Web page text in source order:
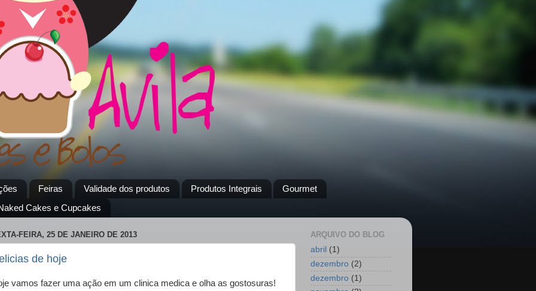
Feiras Validade dos produtos Produtos Integrais
Gourmet
Cakes e Cupcakes
FEIRA, 25 DE JANEIRO DE 2013
de hoje
vamos fazer uma ação em um clinica medica e olha as gostosuras!
ARQUIVO DO BLOG
abril (1)
dezembro (2)
dezembro (1)